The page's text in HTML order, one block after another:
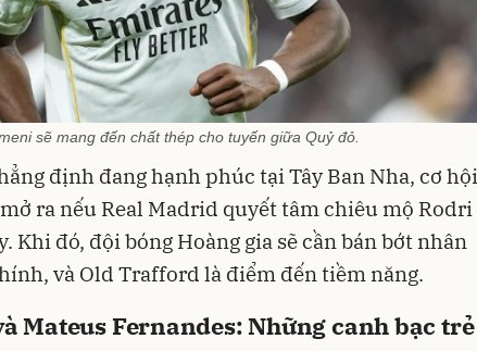
sẽ mang đến chất thép cho tuyến giữa Quỷ đỏ.
định đang hạnh phúc tại Tây Ban Nha, cơ hội
ra nếu Real Madrid quyết tâm chiêu mộ Rodri
Khi đó, đội bóng Hoàng gia sẽ cần bán bớt nhân
và Old Trafford là điểm đến tiềm năng.
Mateus Fernandes: Những canh bạc trẻ